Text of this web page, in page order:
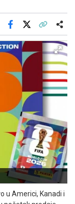
Facebook
u Americi, Kanadi i